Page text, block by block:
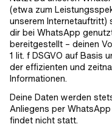
(etwa zum
unserem Internetauftritt)
dir bei WhatsApp
bereitgestellt – deinen
1 lit. f DSGVO auf Basis
der effizienten und
Informationen.
Deine Daten werden
Anliegens per
findet nicht statt.